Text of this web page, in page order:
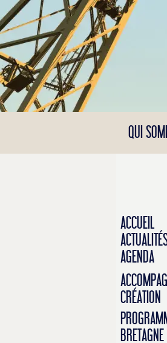
Panneau de gestion des cookies
QUI
ACCUEIL
AGENDA
CRÉATION
BRETAGNE